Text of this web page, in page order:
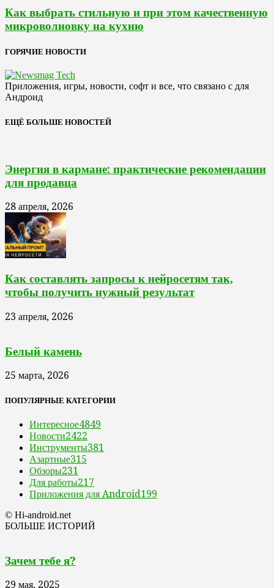
Как выбрать стильную и при этом качественную
микроволновку на кухню
ГОРЯЧИЕ НОВОСТИ
Приложения, игры, новости, софт и все, что связано с для
Андроид
ЕЩЁ БОЛЬШЕ НОВОСТЕЙ
Энергия в кармане: практические рекомендации
для продавца
28 апреля, 2026
Как составлять запросы к нейросетям так,
чтобы получить нужный результат
23 апреля, 2026
Белый камень
25 марта, 2026
ПОПУЛЯРНЫЕ КАТЕГОРИИ
Интересное4849
Новости2422
Инструменты381
Азартные315
Обзоры231
Для работы217
Приложения для Android199
© Hi-android.net
БОЛЬШЕ ИСТОРИЙ
Зачем тебе я?
29 мая, 2025